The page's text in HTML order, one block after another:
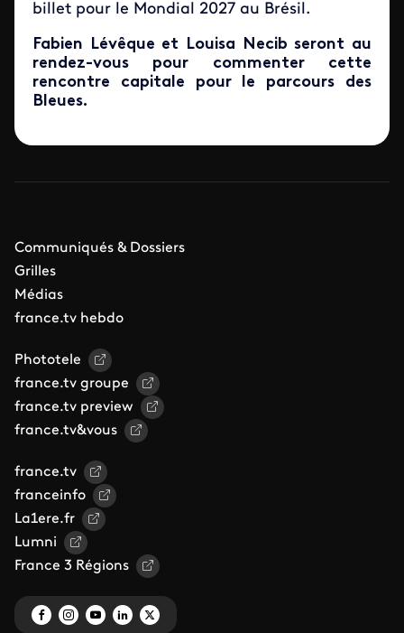
billet pour le Mondial 2027 au Brésil.
Fabien Lévêque et Louisa Necib seront au
rendez-vous pour commenter cette
rencontre capitale pour le parcours des
Bleues.
Communiqués & Dossiers
Grilles
Médias
france.tv hebdo
Phototele
france.tv groupe
france.tv preview
france.tv&vous
france.tv
franceinfo
La1ere.fr
Lumni
France 3 Régions